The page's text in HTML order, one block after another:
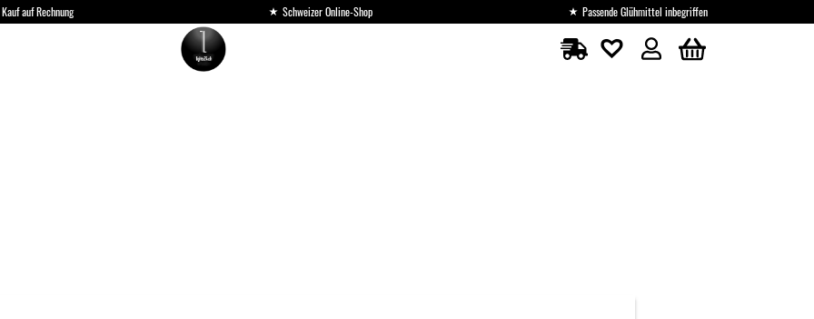
Kauf auf Rechnung Schweizer Online-Shop Passende Glühmittel inbegriffen